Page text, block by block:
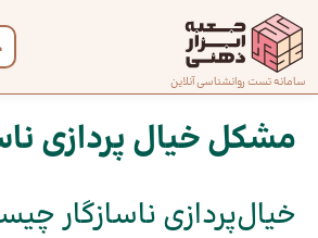
محتوا
سامانه تست روانشناسی آنلاین
صفحه
اصلی
ما
مشکل خیال پردازی
خیال‌پردازی ناسازگار
پیمایش
تازه‌تر
تازه‌تر